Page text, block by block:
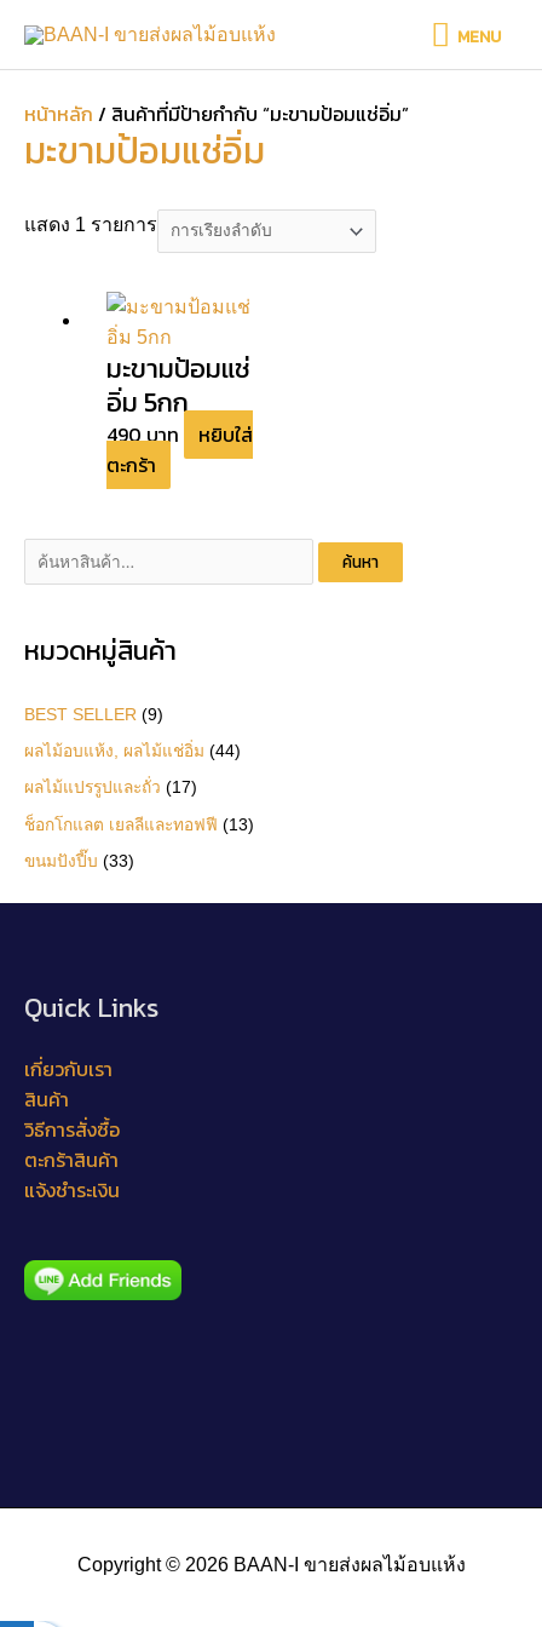
content
MENU
MENU
น
า
ค้นหา
หมวดหมู่สินค้า
BEST SELLER (9)
ผลไม้อบแห้ง, ผลไม้แช่อิ่ม (44)
ผลไม้แปรรูปและถั่ว (17)
ช็อกโกแลต เยลลีและทอฟฟี (13)
ขนมปังปี๊บ (33)
หน้าหลัก / สินค้าที่มีป้ายกำกับ “มะขามป้อมแช่อิ่ม”
มะขามป้อมแช่อิ่ม
แสดง 1 รายการ
มะขามป้อมแช่
อิ่ม 5กก
490บาท
หยิบใส่
ตะกร้า
Quick Links
เกี่ยวกับเรา
สินค้า
วิธีการสั่งซื้อ
ตะกร้าสินค้า
แจ้งชำระเงิน
Copyright © 2026 BAAN-I ขายส่งผลไม้อบแห้ง